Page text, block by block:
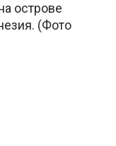
острове
(Фото